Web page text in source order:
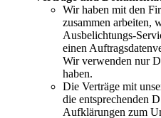
Wir haben mit den
zusammen arbeiten,
Ausbelichtungs-
einen
Wir verwenden nur
haben.
Die Verträge mit
die entsprechenden
Aufklärungen zum